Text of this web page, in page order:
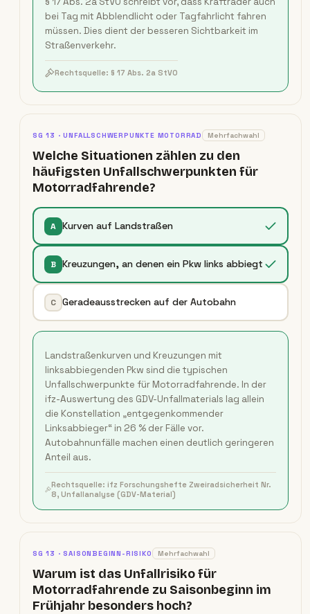
bei Tag mit Abblendlicht oder Tagfahrlicht fahren
müssen. Dies dient der besseren Sichtbarkeit im
Straßenverkehr.
Rechtsquelle: § 17 Abs. 2a StVO
SG13 ·UNFALLSCHWERPUNKTE MOTORRAD Mehrfachwahl
Welche Situationen zählen zu den
häufigsten Unfallschwerpunkten für
Motorradfahrende?
A Kurven auf Landstraßen
B Kreuzungen, an denen ein Pkw links abbiegt
C Geradeausstrecken auf der Autobahn
Landstraßenkurven und Kreuzungen mit
linksabbiegenden Pkw sind die typischen
Unfallschwerpunkte für Motorradfahrende. In der
ifz-Auswertung des GDV-Unfallmaterials lag allein
die Konstellation „entgegenkommender
Linksabbieger“ in 26 % der Fälle vor.
Autobahnunfälle machen einen deutlich geringeren
Anteil aus.
Rechtsquelle: ifz Forschungshefte Zweiradsicherheit Nr.
8, Unfallanalyse (GDV-Material)
SG13 · SAISONBEGINN-RISIKO Mehrfachwahl
Warum ist das Unfallrisiko für
Motorradfahrende zu Saisonbeginn im
Frühjahr besonders hoch?